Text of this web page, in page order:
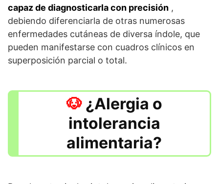
capaz de diagnosticarla con precisión ,
debiendo diferenciarla de otras numerosas
enfermedades cutáneas de diversa índole, que
pueden manifestarse con cuadros clínicos en
superposición parcial o total.
¿Alergia o
intolerancia
alimentaria?